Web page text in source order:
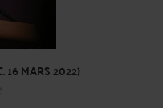
16 MARS 2022)